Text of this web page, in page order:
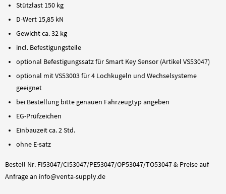
Stützlast 150 kg
D-Wert 15,85 kN
Gewicht ca. 32 kg
incl. Befestigungsteile
optional Befestigungssatz für Smart Key Sensor (Artikel VS53047)
optional mit VS53003 für 4 Lochkugeln und Wechselsysteme
geeignet
bei Bestellung bitte genauen Fahrzeugtyp angeben
EG-Prüfzeichen
Einbauzeit ca. 2 Std.
ohne E-satz
Bestell Nr. FI53047/CI53047/PE53047/OP53047/TO53047 & Preise auf
Anfrage an info@venta-supply.de